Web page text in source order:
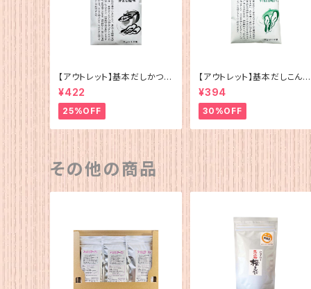
【アウトレット】基本だしかつお
（5g×12）
¥422
25%OFF
【アウトレット】基本だしこんぶ
（5g×12）
¥394
30%OFF
その他の商品